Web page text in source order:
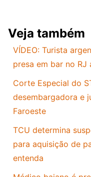
Veja também
VÍDEO: Turista
presa em bar no
Corte Especial do
desembargadora e
Faroeste
TCU determina
para aquisição de
entenda